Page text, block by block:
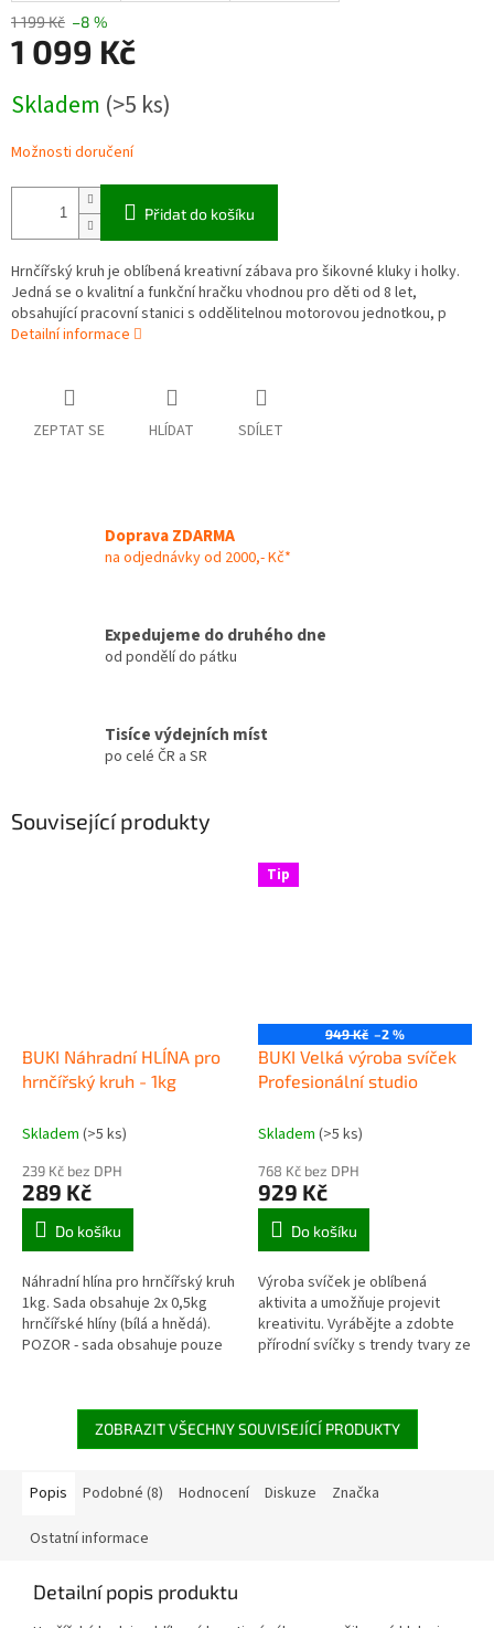
1 199 Kč –8 %
1 099 Kč
cena:
Skladem (>5 ks)
Možnosti doručení
Přidat do košíku
Hrnčířský kruh je oblíbená kreativní zábava pro šikovné kluky i holky.
Jedná se o kvalitní a funkční hračku vhodnou pro děti od 8 let,
obsahující pracovní stanici s oddělitelnou motorovou jednotkou, p
Detailní informace
ZEPTAT SE HLÍDAT SDÍLET
Doprava ZDARMA
na odjednávky od 2000,- Kč*
Expedujeme do druhého dne
od pondělí do pátku
Tisíce výdejních míst
po celé ČR a SR
Související produkty
BUKI Náhradní HLÍNA pro
hrnčířský kruh - 1kg
Skladem (>5 ks)
239 Kč bez DPH
289 Kč
Do košíku
Náhradní hlína pro hrnčířský kruh
1kg. Sada obsahuje 2x 0,5kg
hrnčířské hlíny (bílá a hnědá).
POZOR - sada obsahuje pouze
Tip
949 Kč –2 %
BUKI Velká výroba svíček
Profesionální studio
Skladem (>5 ks)
768 Kč bez DPH
929 Kč
Do košíku
Výroba svíček je oblíbená
aktivita a umožňuje projevit
kreativitu. Vyrábějte a zdobte
přírodní svíčky s trendy tvary ze
ZOBRAZIT VŠECHNY SOUVISEJÍCÍ PRODUKTY
Popis Podobné (8) Hodnocení Diskuze Značka
Ostatní informace
Detailní popis produktu